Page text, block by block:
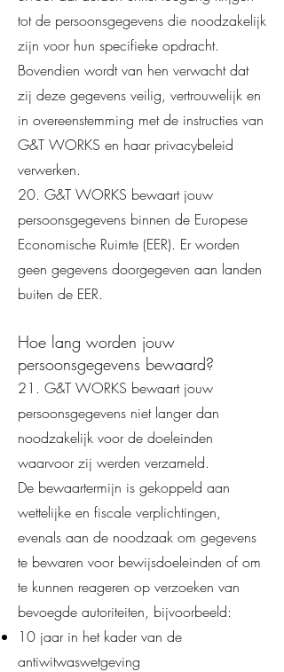
tot de persoonsgegevens die noodzakelijk
zijn voor hun specifieke opdracht.
Bovendien wordt van hen verwacht dat
zij deze gegevens veilig, vertrouwelijk en
in overeenstemming met de instructies van
G&T WORKS en haar privacybeleid
verwerken.
20. G&T WORKS bewaart jouw
persoonsgegevens binnen de Europese
Economische Ruimte (EER). Er worden
geen gegevens doorgegeven aan landen
buiten de EER.
Hoe lang worden jouw
persoonsgegevens bewaard?
21. G&T WORKS bewaart jouw
persoonsgegevens niet langer dan
noodzakelijk voor de doeleinden
waarvoor zij werden verzameld.
De bewaartermijn is gekoppeld aan
wettelijke en fiscale verplichtingen,
evenals aan de noodzaak om gegevens
te bewaren voor bewijsdoeleinden of om
te kunnen reageren op verzoeken van
bevoegde autoriteiten, bijvoorbeeld:
10 jaar in het kader van de
antiwitwaswetgeving